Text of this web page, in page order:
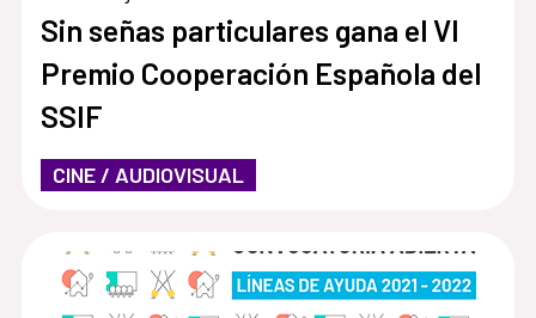
Sin señas particulares gana el VI
Premio Cooperación Española del
SSIF
CINE / AUDIOVISUAL